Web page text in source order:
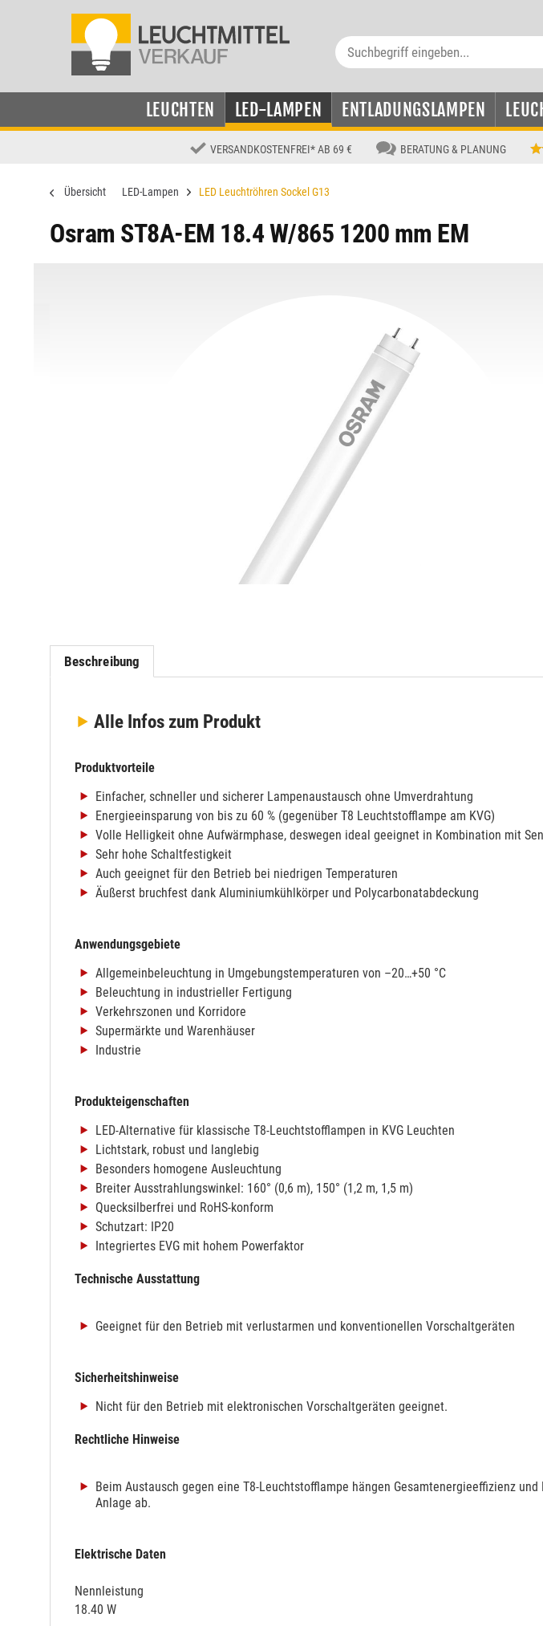
LEUCHTEN LED-LAMPEN ENTLADUNGSLAMPEN
VERSANDKOSTENFREI* AB 69 € BERATUNG & PLANUNG
Übersicht LED-Lampen LED Leuchtröhren Sockel G13
Osram ST8A-EM 18.4 W/865 1200 mm EM
Beschreibung
Alle Infos zum Produkt
Produktvorteile
Einfacher, schneller und sicherer Lampenaustausch ohne Umverdrahtung
Energieeinsparung von bis zu 60 % (gegenüber T8 Leuchtstofflampe am KVG)
Volle Helligkeit ohne Aufwärmphase, deswegen ideal geeignet in Kombination mit
Sehr hohe Schaltfestigkeit
Auch geeignet für den Betrieb bei niedrigen Temperaturen
Äußerst bruchfest dank Aluminiumkühlkörper und Polycarbonatabdeckung
Anwendungsgebiete
Allgemeinbeleuchtung in Umgebungstemperaturen von –20…+50 °C
Beleuchtung in industrieller Fertigung
Verkehrszonen und Korridore
Supermärkte und Warenhäuser
Industrie
Produkteigenschaften
LED-Alternative für klassische T8-Leuchtstofflampen in KVG Leuchten
Lichtstark, robust und langlebig
Besonders homogene Ausleuchtung
Breiter Ausstrahlungswinkel: 160° (0,6 m), 150° (1,2 m, 1,5 m)
Quecksilberfrei und RoHS-konform
Schutzart: IP20
Integriertes EVG mit hohem Powerfaktor
Technische Ausstattung
Geeignet für den Betrieb mit verlustarmen und konventionellen Vorschaltgeräten
Sicherheitshinweise
Nicht für den Betrieb mit elektronischen Vorschaltgeräten geeignet.
Rechtliche Hinweise
Beim Austausch gegen eine T8-Leuchtstofflampe hängen Gesamtenergieeffizienz
Anlage ab.
Elektrische Daten
Nennleistung
18.40 W